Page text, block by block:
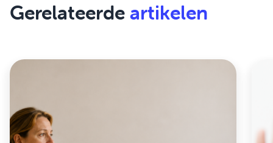
Gerelateerde artikelen